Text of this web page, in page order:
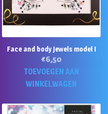
Face and body Jewels model I
€6,50
TOEVOEGEN AAN
WINKELWAGEN